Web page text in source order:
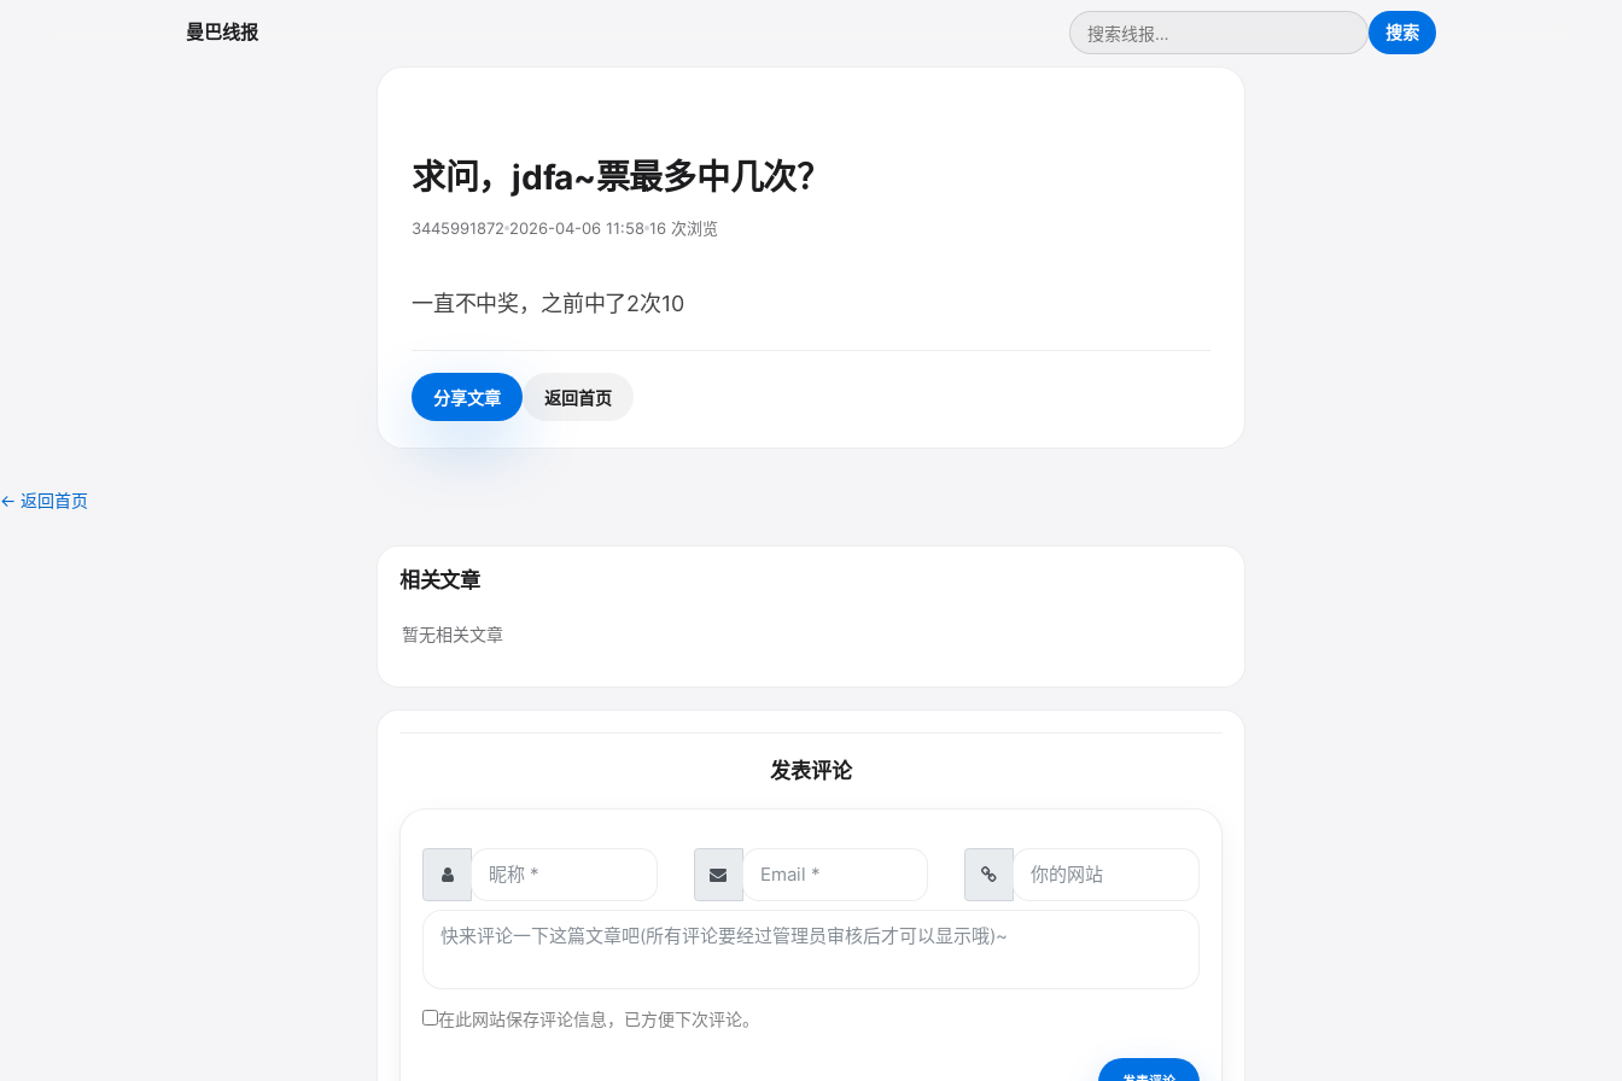
曼巴线报
求问，jdfa~票最多中几次？
3445991872 2026-04-06 11:58 16 次浏览
一直不中奖，之前中了2次10
分享文章 返回首页
← 返回首页
相关文章
暂无相关文章
发表评论
在此网站保存评论信息，已方便下次评论。